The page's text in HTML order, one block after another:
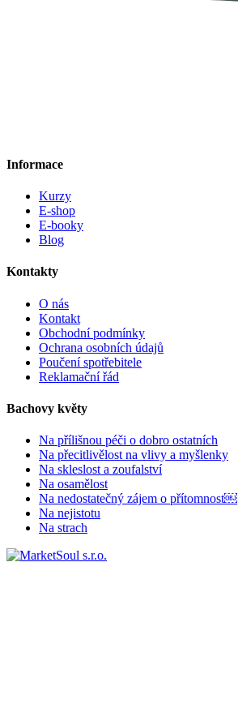
Informace
Kurzy
E-shop
E-booky
Blog
Kontakty
O nás
Kontakt
Obchodní podmínky
Ochrana osobních údajů
Poučení spotřebitele
Reklamační řád
Bachovy květy
Na přílišnou péči o dobro ostatních
Na přecitlivělost na vlivy a myšlenky
Na skleslost a zoufalství
Na osamělost
Na nedostatečný zájem o přítomnost￼
Na nejistotu
Na strach